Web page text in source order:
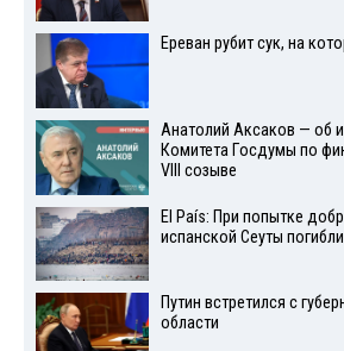
Ереван рубит сук, на
Анатолий Аксаков — об
Комитета Госдумы по
VIII созыве
El País: При попытке
испанской Сеуты
Путин встретился с
области